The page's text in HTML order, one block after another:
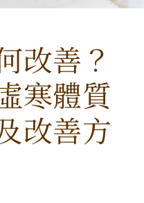
改善？
寒體質
改善方